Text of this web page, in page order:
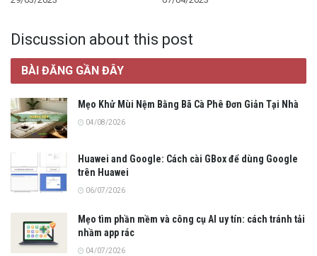
Discussion about this post
BÀI ĐĂNG GẦN ĐÂY
Mẹo Khử Mùi Nệm Bằng Bã Cà Phê Đơn Giản Tại Nhà
04/08/2026
Huawei and Google: Cách cài GBox để dùng Google
trên Huawei
06/07/2026
Mẹo tìm phần mềm và công cụ AI uy tín: cách tránh tải
nhầm app rác
04/07/2026